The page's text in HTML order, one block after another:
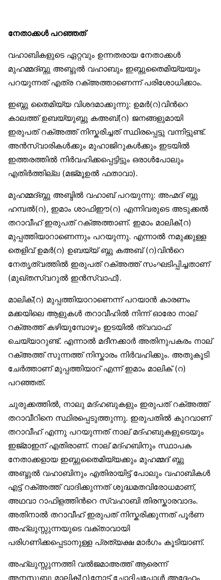
നേതാക്കള്‍ പറഞ്ഞത്
വഹാബികളുടെ ഏറ്റവും ഉന്നതരായ നേതാക്കള്‍
മുഹമ്മദ്ബ്നു അബ്ദുല്‍ വഹാബും ഇബ്നുതൈമിയ്യയും
പറയുന്നത് എത്ര റക്അത്താണെന്ന് പരിശോധിക്കാം.
ഇബ്നു തൈമിയ്യ വിശദമാക്കുന്നു: ഉമര്‍(റ)വിന്‍റെ
കാലത്ത് ഉബയ്യുബ്നു കഅബ്(റ) ജനങ്ങളുമായി
ഇരുപത് റക്അത്ത് നിസ്കരിച്ചത് സ്ഥിരപ്പെട്ടു വന്നിട്ടുണ്ട്.
അന്‍സ്വാരികള്‍ക്കും മുഹാജിറുകള്‍ക്കും ഇടയില്‍
ഇത്തരത്തില്‍ നിര്‍വഹിക്കപ്പെട്ടിട്ടും ഒരാള്‍പോലും
എതിര്‍ത്തില്ല (മജ്മൂഉല്‍ ഫതാവാ).
മുഹമ്മദ്ബ്നു അബ്ദില്‍ വഹാബ് പറയുന്നു: അഹ്മദ് ബ്നു
ഹമ്പല്‍(റ), ഇമാം ശാഫിഈ(റ) എന്നിവരുടെ അടുക്കല്‍
തറാവീഹ് ഇരുപത് റക്അത്താണ്. ഇമാം മാലിക്(റ)
മുപ്പത്തിയാറാണെന്നും പറയുന്നു. എന്നാല്‍ നമുക്കുള്ള
തെളിവ് ഉമര്‍(റ) ഉബയ്യ് ബ്നു കഅബ് (റ)വിന്‍റെ
നേതൃത്വത്തില്‍ ഇരുപത് റക്അത്ത് സംഘടിപ്പിച്ചതാണ്
(മുഖ്തസ്വറുല്‍ ഇന്‍സ്വാഫ്).
മാലിക്(റ) മുപ്പത്തിയാറാണെന്ന് പറയാന്‍ കാരണം
മക്കയിലെ ആളുകള്‍ തറാവീഹില്‍ നിന്ന് ഓരോ നാല്
റക്അത്ത് കഴിയുമ്പോഴും ഇടയില്‍ ത്വവാഫ്
ചെയ്യാറുണ്ട്. എന്നാല്‍ മദീനക്കാര്‍ അതിനുപകരം നാല്
റക്അത്ത് സുന്നത്ത് നിസ്കാരം നിര്‍വഹിക്കും. അതുകൂടി
ചേര്‍ത്താണ് മുപ്പത്തിയാറ് എന്ന് ഇമാം മാലിക് (റ)
പറഞ്ഞത്.
ചുരുക്കത്തില്‍, നാലു മദ്ഹബുകളും ഇരുപത് റക്അത്ത്
തറാവീറിനെ സ്ഥിരപ്പെടുത്തുന്നു. ഇരുപതില്‍ കുറവാണ്
തറാവീഹ് എന്നു പറയുന്നത് നാല് മദ്ഹബുകളുടെയും
ഇജ്മാഇന് എതിരാണ്. നാല് മദ്ഹബിനും സ്ഥാപക
നേതാക്കളായ ഇബ്നുതൈമിയ്യക്കും മുഹമ്മദ് ബ്നു
അബ്ദുല്‍ വഹാബിനും എതിരായിട്ട് പോലും വഹാബികള്‍
എട്ട് റക്അത്ത് വാദിക്കുന്നത് ശുദ്ധമതവിരോധമാണ്,
അഥവാ റാഫിളത്തിന്‍റെ സ്വഹാബി തിരസ്കാരവാദം.
അതിനാല്‍ തറാവീഹ് ഇരുപത് നിസ്കരിക്കുന്നത് പൂര്‍ണ
അഹ്ലുസ്സുന്നയുടെ വക്താവായി
പരിഗണിക്കപ്പെടാനുള്ള പ്രത്യക്ഷ മാര്‍ഗം കൂടിയാണ്.
അഹ്ലുസ്സുന്നത്തി വല്‍ജമാഅത്ത് ആരെന്ന്
അനസുബ്നു മാലിക്(റ)നോട് ചോദിച്ചപ്പോള്‍ അദ്ദേഹം